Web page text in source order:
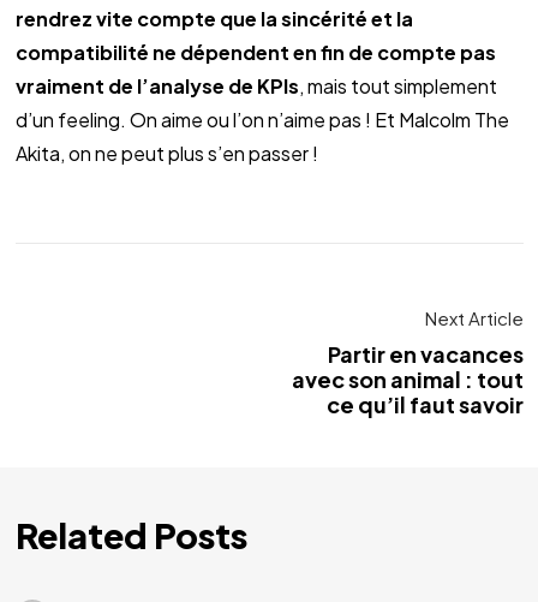
rendrez vite compte que la sincérité et la
compatibilité ne dépendent en fin de compte pas
vraiment de l’analyse de KPIs, mais tout simplement
d’un feeling. On aime ou l’on n’aime pas ! Et Malcolm The
Akita, on ne peut plus s’en passer !
Next Article
Partir en vacances
avec son animal : tout
ce qu’il faut savoir
Related Posts